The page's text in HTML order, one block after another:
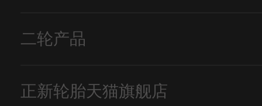
二轮产品
正新轮胎天猫旗舰店